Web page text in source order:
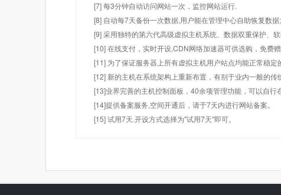
[7] 每3分钟自动访问网站一次，监控网站运行.
[8] 自动每7天备份一次数据,用户能在管理中心自助恢复数据;
[9] 采用独特的第六代高级虚拟主机系统、数据双重保护、
[10] 在线支付，实时开设,CDN网络加速器可供选购，免费
[11] 为了保证服务器上所有虚拟主机用户站点均能正常稳
[12] 新的主机在系统架构上重新布置，有别于业内一般的
[13]业界完善的主机控制面板，40余项管理功能，可以自行
[14]提供备案服务,空间开通后，请于7天内进行网站备案。
[15] 试用7天.开设方式选择为"试用7天"即可。